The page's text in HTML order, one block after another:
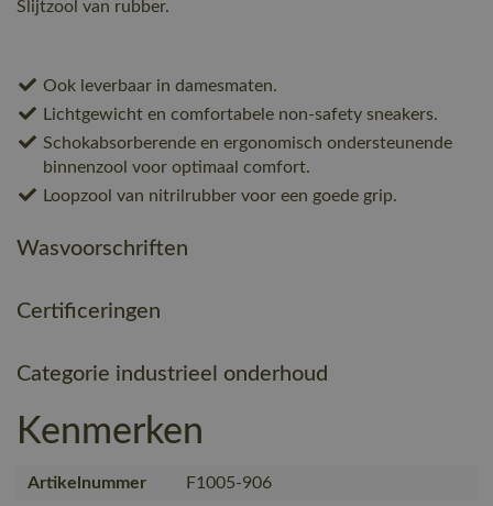
Slijtzool van rubber.
Ook leverbaar in damesmaten.
Lichtgewicht en comfortabele non-safety sneakers.
Schokabsorberende en ergonomisch ondersteunende
binnenzool voor optimaal comfort.
Loopzool van nitrilrubber voor een goede grip.
Wasvoorschriften
Certificeringen
Categorie industrieel onderhoud
Kenmerken
Artikelnummer
F1005-906